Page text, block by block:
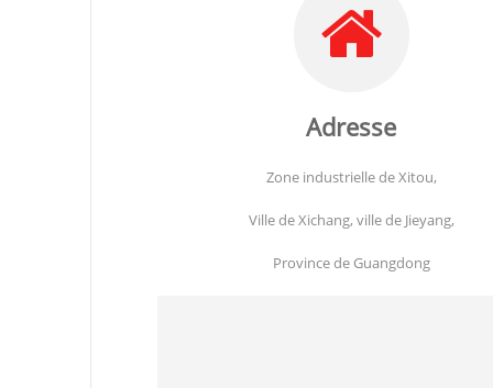
Adresse
Zone industrielle de Xitou,
Ville de Xichang, ville de Jieyang,
Province de Guangdong